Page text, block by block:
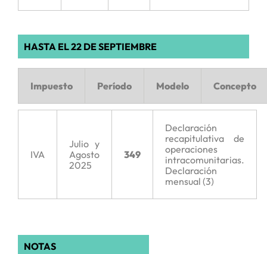
HASTA EL 22 DE SEPTIEMBRE
Impuesto Período Modelo Concepto
IVA
Julio y
Agosto
2025
349
Declaración
recapitulativa de
operaciones
intracomunitarias.
Declaración
mensual (3)
NOTAS